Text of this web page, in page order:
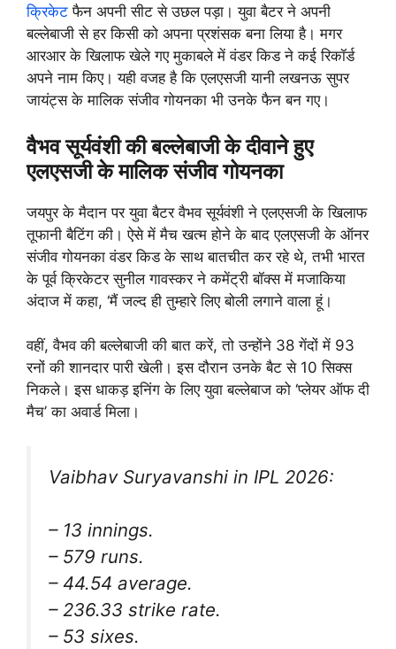
क्रिकेट फैन अपनी सीट से उछल पड़ा। युवा बैटर ने अपनी
बल्लेबाजी से हर किसी को अपना प्रशंसक बना लिया है। मगर
आरआर के खिलाफ खेले गए मुकाबले में वंडर किड ने कई रिकॉर्ड
अपने नाम किए। यही वजह है कि एलएसजी यानी लखनऊ सुपर
जायंट्स के मालिक संजीव गोयनका भी उनके फैन बन गए।
वैभव सूर्यवंशी की बल्लेबाजी के दीवाने हुए
एलएसजी के मालिक संजीव गोयनका
जयपुर के मैदान पर युवा बैटर वैभव सूर्यवंशी ने एलएसजी के खिलाफ
तूफानी बैटिंग की। ऐसे में मैच खत्म होने के बाद एलएसजी के ऑनर
संजीव गोयनका वंडर किड के साथ बातचीत कर रहे थे, तभी भारत
के पूर्व क्रिकेटर सुनील गावस्कर ने कमेंट्री बॉक्स में मजाकिया
अंदाज में कहा, ‘मैं जल्द ही तुम्हारे लिए बोली लगाने वाला हूं।
वहीं, वैभव की बल्लेबाजी की बात करें, तो उन्होंने 38 गेंदों में 93
रनों की शानदार पारी खेली। इस दौरान उनके बैट से 10 सिक्स
निकले। इस धाकड़ इनिंग के लिए युवा बल्लेबाज को ‘प्लेयर ऑफ दी
मैच’ का अवार्ड मिला।
Vaibhav Suryavanshi in IPL 2026:
– 13 innings.
– 579 runs.
– 44.54 average.
– 236.33 strike rate.
– 53 sixes.